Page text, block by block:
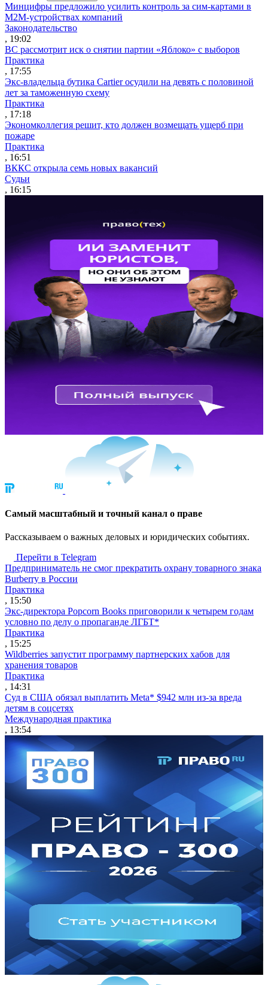
Минцифры предложило усилить контроль за сим-картами в
M2M-устройствах компаний
Законодательство
, 19:02
ВС рассмотрит иск о снятии партии «Яблоко» с выборов
Практика
, 17:55
Экс-владельца бутика Cartier осудили на девять с половиной
лет за таможенную схему
Практика
, 17:18
Экономколлегия решит, кто должен возмещать ущерб при
пожаре
Практика
, 16:51
ВККС открыла семь новых вакансий
Судьи
, 16:15
Cамый масштабный и точный канал о праве
Рассказываем о важных деловых и юридических событиях.
Перейти в Telegram
Предприниматель не смог прекратить охрану товарного знака
Burberry в России
Практика
, 15:50
Экс-директора Popcorn Books приговорили к четырем годам
условно по делу о пропаганде ЛГБТ*
Практика
, 15:25
Wildberries запустит программу партнерских хабов для
хранения товаров
Практика
, 14:31
Суд в США обязал выплатить Meta* $942 млн из-за вреда
детям в соцсетях
Международная практика
, 13:54